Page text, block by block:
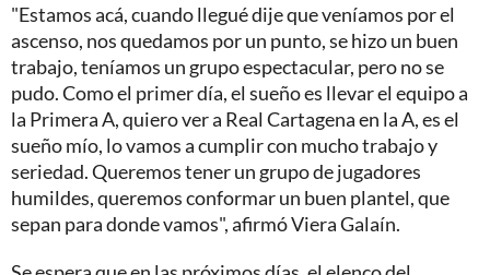
"Estamos acá, cuando llegué dije que veníamos por el
ascenso, nos quedamos por un punto, se hizo un buen
trabajo, teníamos un grupo espectacular, pero no se
pudo. Como el primer día, el sueño es llevar el equipo a
la Primera A, quiero ver a Real Cartagena en la A, es el
sueño mío, lo vamos a cumplir con mucho trabajo y
seriedad. Queremos tener un grupo de jugadores
humildes, queremos conformar un buen plantel, que
sepan para donde vamos", afirmó Viera Galaín.